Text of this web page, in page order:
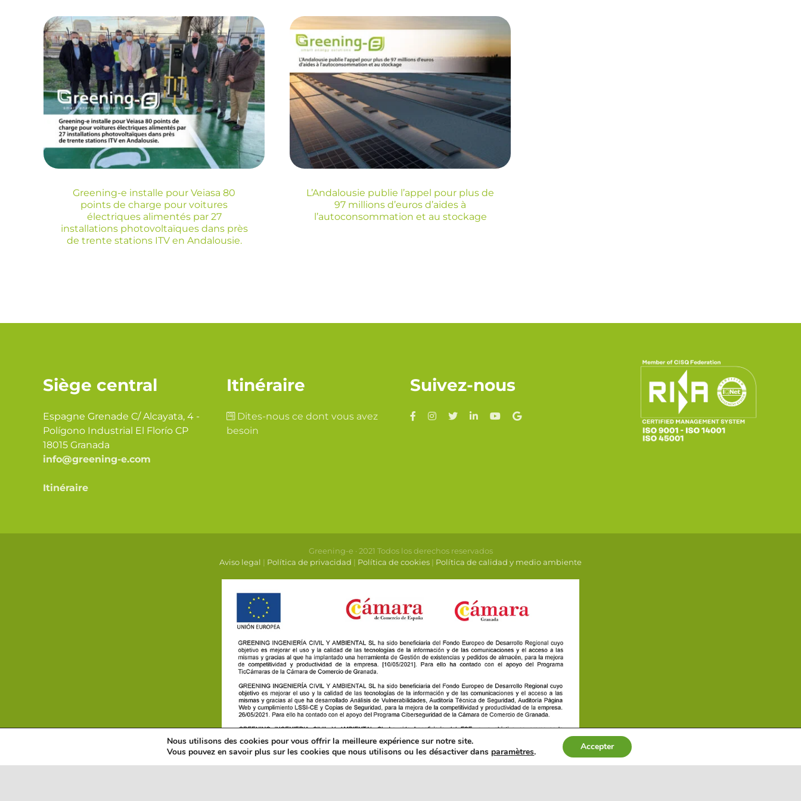
pour Veiasa 80 points
de charge pour
voitures électriques
alimentés par 27
installations
photovoltaïques dans
près de trente stations
Blog
Greening-e installe pour Veiasa 80
points de charge pour voitures
électriques alimentés par 27
installations photovoltaïques dans près
de trente stations ITV en Andalousie.
L’Andalousie publie
l’appel pour plus de
97 millions d’euros
d’aides à
l’autoconsommation
et au stockage
L’Andalousie publie l’appel pour plus de
97 millions d’euros d’aides à
l’autoconsommation et au stockage
Siège central
Espagne Grenade C/ Alcayata, 4 -
Polígono Industrial El Florío CP
18015 Granada
info@greening-e.com
Itinéraire
Itinéraire
Dites-nous ce dont vous avez
besoin
Suivez-nous
Greening-e · 2021 Todos los derechos reservados
Aviso legal | Política de privacidad | Política de cookies | Política de calidad y medio ambiente
Nous utilisons des cookies pour vous offrir la meilleure expérience sur notre site.
Vous pouvez en savoir plus sur les cookies que nous utilisons ou les désactiver dans paramètres. Accepter